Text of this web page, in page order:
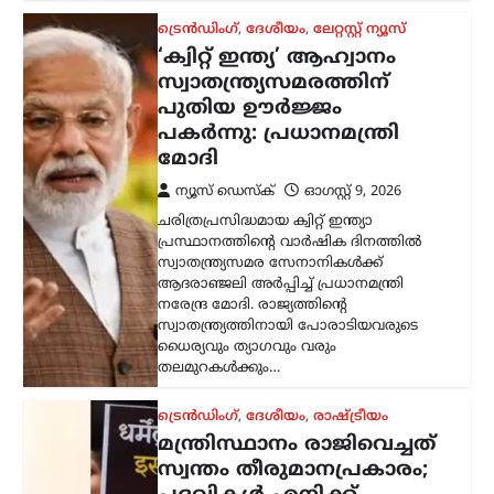
തലമുറകൾക്കും…
ട്രെൻഡിംഗ്,ദേശീയം,രാഷ്ട്രീയം
മന്ത്രിസ്ഥാനം രാജിവെച്ചത്
സ്വന്തം തീരുമാനപ്രകാരം;
പദവികൾ എനിക്ക്
നിർബന്ധമല്ല: ധർമേന്ദ്ര
പ്രധാൻ
ന്യൂസ് ഡെസ്ക്
ഓഗസ്റ്റ്‌ 9, 2026
ഡൽഹിയിലെ വിദ്യാർത്ഥി സമരത്തെ
തുടർന്ന് കേന്ദ്ര വിദ്യാഭ്യാസമന്ത്രി സ്ഥാനം
രാജിവെച്ചതിനെക്കുറിച്ച്
വിശദീകരണവുമായി മുൻ കേന്ദ്രമന്ത്രി
ധർമ്മേന്ദ്ര പ്രധാൻ. രാജി പ്രഖ്യാപിച്ച് രണ്ട്
ആഴ്ചകൾക്ക് ശേഷമാണ് അദ്ദേഹം
കേരളം,തിരുവനന്തപുരം,ലേറ്റസ്റ്റ് ന്യൂസ്
വന്ദേമാതരം മുഴുവനായി